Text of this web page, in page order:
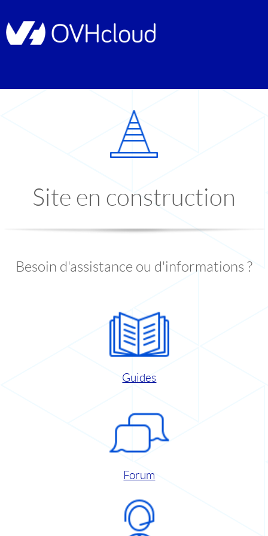
Site en construction
Besoin d'assistance ou d'informations ?
Guides
Forum